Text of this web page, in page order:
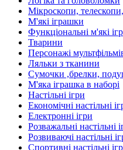
Мікроскопи,
М'які іграшки
Функціональні м'які
Тварини
Персонажі
Ляльки з тканини
Сумочки ,брелки,
М'яка іграшка в наборі
Настільні ігри
Економічні настільні
Електронні ігри
Розважальні настільні
Розвиваючі настільні
Спортивні настільні